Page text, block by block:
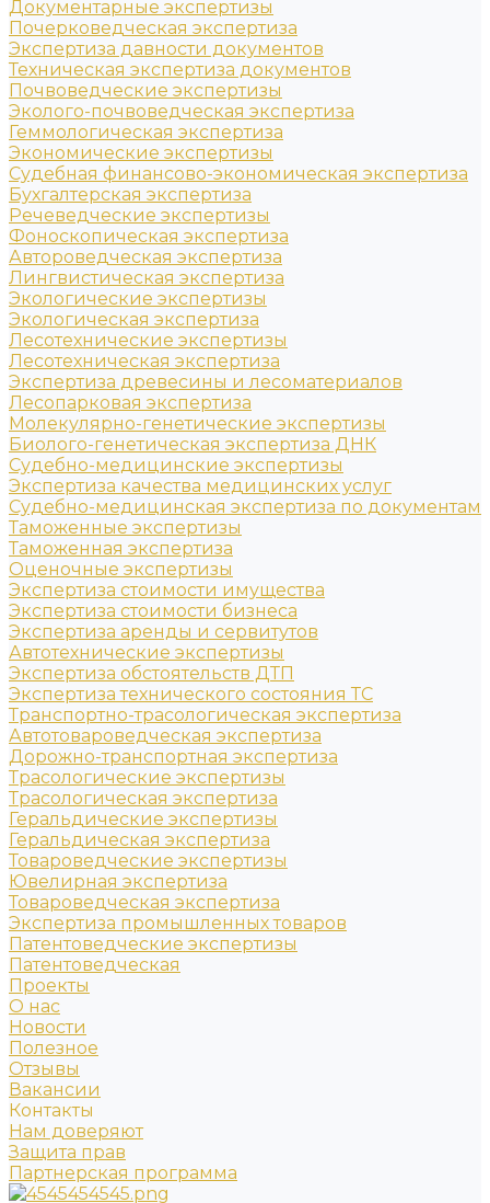
Документарные экспертизы
Почерковедческая экспертиза
Экспертиза давности документов
Техническая экспертиза документов
Почвоведческие экспертизы
Эколого-почвоведческая экспертиза
Геммологическая экспертиза
Экономические экспертизы
Судебная финансово-экономическая экспертиза
Бухгалтерская экспертиза
Речеведческие экспертизы
Фоноскопическая экспертиза
Автороведческая экспертиза
Лингвистическая экспертиза
Экологические экспертизы
Экологическая экспертиза
Лесотехнические экспертизы
Лесотехническая экспертиза
Экспертиза древесины и лесоматериалов
Лесопарковая экспертиза
Молекулярно-генетические экспертизы
Биолого-генетическая экспертиза ДНК
Судебно-медицинские экспертизы
Экспертиза качества медицинских услуг
Судебно-медицинская экспертиза по документам
Таможенные экспертизы
Таможенная экспертиза
Оценочные экспертизы
Экспертиза стоимости имущества
Экспертиза стоимости бизнеса
Экспертиза аренды и сервитутов
Автотехнические экспертизы
Экспертиза обстоятельств ДТП
Экспертиза технического состояния ТС
Транспортно-трасологическая экспертиза
Автотовароведческая экспертиза
Дорожно-транспортная экспертиза
Трасологические экспертизы
Трасологическая экспертиза
Геральдические экспертизы
Геральдическая экспертиза
Товароведческие экспертизы
Ювелирная экспертиза
Товароведческая экспертиза
Экспертиза промышленных товаров
Патентоведческие экспертизы
Патентоведческая
Проекты
О нас
Новости
Полезное
Отзывы
Вакансии
Контакты
Нам доверяют
Защита прав
Партнерская программа